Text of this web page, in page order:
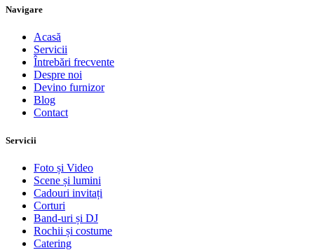
Navigare
Acasă
Servicii
Întrebări frecvente
Despre noi
Devino furnizor
Blog
Contact
Servicii
Foto și Video
Scene și lumini
Cadouri invitați
Corturi
Band-uri și DJ
Rochii și costume
Catering